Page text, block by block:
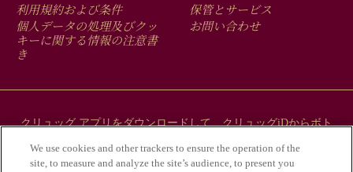
FOOTER
MENU
利用規約および条件
個人データの処理及びクッ
キーに関する情報の注意書
き
保管とサービス
お問い合わせ
クリュッグ アプリをダウンロードして、クリュッグiDからボト
We use cookies and other trackers to ensure the operation of the
site, to measure and analyze the site’s audience, to present you